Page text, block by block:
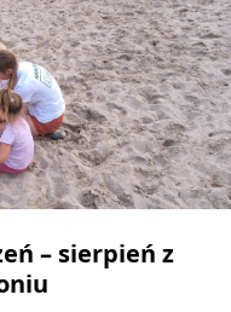
– sierpień z